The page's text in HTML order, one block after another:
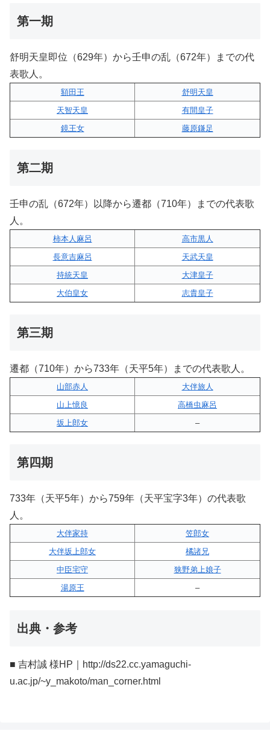
第一期
舒明天皇即位（629年）から壬申の乱（672年）までの代
表歌人。
額田王
舒明天皇
天智天皇
有間皇子
鏡王女
藤原鎌足
第二期
壬申の乱（672年）以降から遷都（710年）までの代表歌
人。
柿本人麻呂
高市黒人
長意吉麻呂
天武天皇
持統天皇
大津皇子
大伯皇女
志貴皇子
第三期
遷都（710年）から733年（天平5年）までの代表歌人。
山部赤人
大伴旅人
山上憶良
高橋虫麻呂
坂上郎女
–
第四期
733年（天平5年）から759年（天平宝字3年）の代表歌
人。
大伴家持
笠郎女
大伴坂上郎女
橘諸兄
中臣宅守
狭野弟上娘子
湯原王
–
出典・参考
■ 吉村誠 様HP｜http://ds22.cc.yamaguchi-
u.ac.jp/~y_makoto/man_corner.html